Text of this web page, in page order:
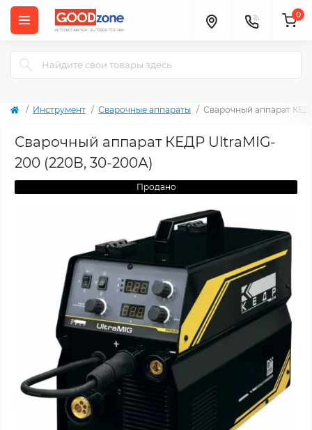
0
Инструмент Сварочные аппараты Сварочный аппарат
Сварочный аппарат КЕДР UltraMIG-
200 (220В, 30-200А)
Продано